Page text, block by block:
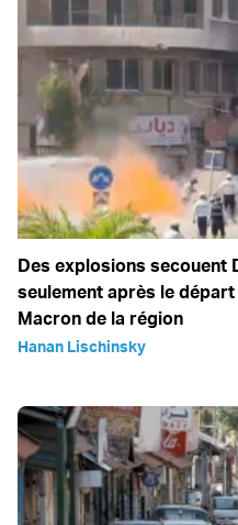
Des explosions secouent
seulement après le
Macron de la région
Hanan Lischinsky